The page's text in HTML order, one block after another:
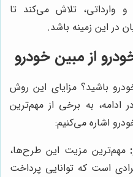
وارداتی، تلاش می‌کند تا
در این زمینه باشد.
از مبین خودرو
باشید؟ مزایای این روش
به برخی از مهم‌ترین
اشاره می‌کنیم:
مهم‌ترین مزیت این طرح‌ها،
است که توانایی پرداخت